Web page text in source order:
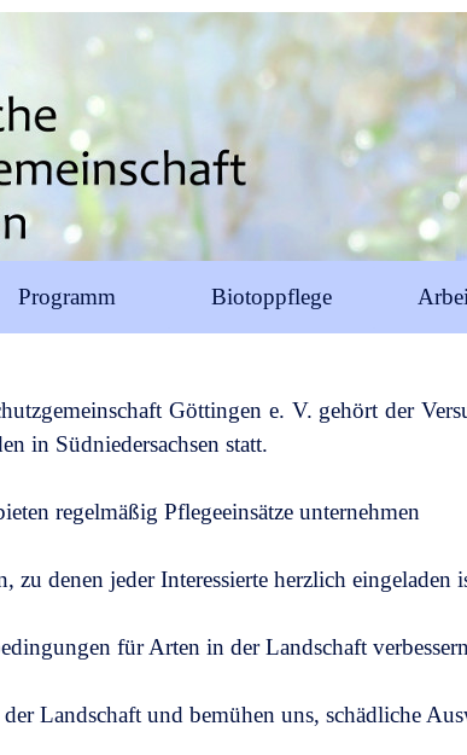
Programm Biotoppflege
Göttingen e. V. gehört der
in Südniedersachsen statt.
regelmäßig Pflegeeinsätze unternehmen
denen jeder Interessierte herzlich eingeladen
für Arten in der Landschaft
Landschaft und bemühen uns, schädliche